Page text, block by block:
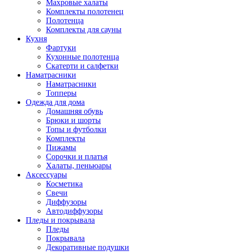
Махровые халаты
Комплекты полотенец
Полотенца
Комплекты для сауны
Кухня
Фартуки
Кухонные полотенца
Скатерти и салфетки
Наматрасники
Наматрасники
Топперы
Одежда для дома
Домашняя обувь
Брюки и шорты
Топы и футболки
Комплекты
Пижамы
Сорочки и платья
Халаты, пеньюары
Аксессуары
Косметика
Свечи
Диффузоры
Автодиффузоры
Пледы и покрывала
Пледы
Покрывала
Декоративные подушки